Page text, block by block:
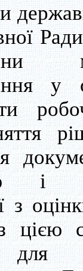
у
і
з
цією
для